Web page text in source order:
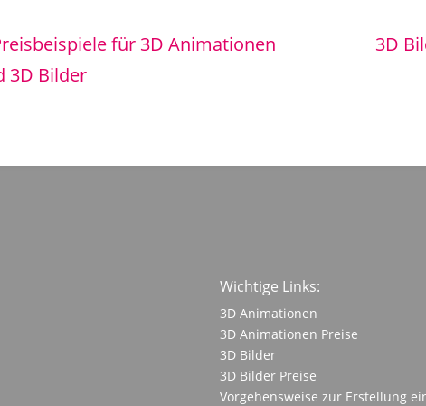
für 3D Animationen
3D Bilder
3D
Wichtige Links:
3D Animationen
3D Animationen Preise
3D Bilder
3D Bilder Preise
Vorgehensweise zur Erstellung